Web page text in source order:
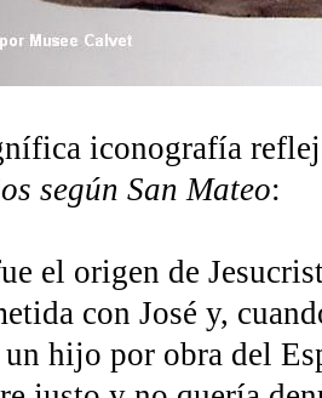
iconografía
según San Mateo:
el origen de
con José y,
hijo por obra del